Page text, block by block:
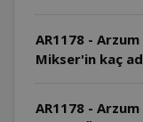
AR1178 -
Mikser'in kaç
AR1178 -